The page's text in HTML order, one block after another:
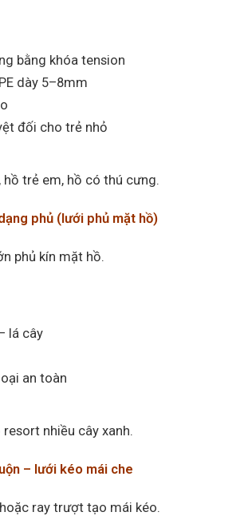
bằng khóa tension
dày 5–8mm
đối cho trẻ nhỏ
hồ trẻ em, hồ có thú cưng.
phủ (lưới phủ mặt hồ)
phủ kín mặt hồ.
lá cây
an toàn
nhiều cây xanh.
– lưới kéo mái che
ray trượt tạo mái kéo.